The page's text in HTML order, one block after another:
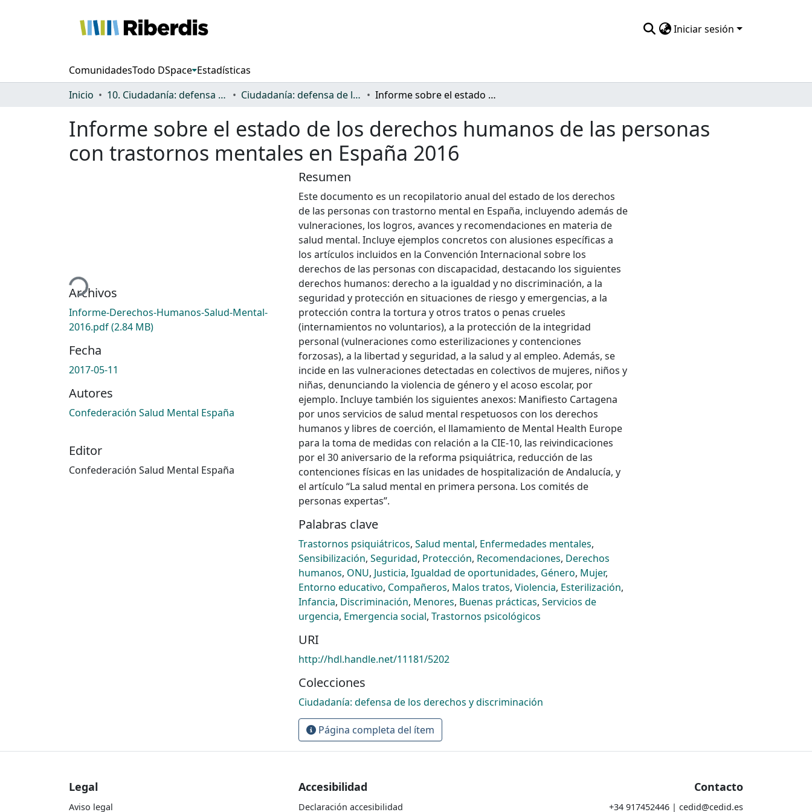
Iniciar sesión
ComunidadesTodo DSpace Estadísticas
Inicio
10. Ciudadanía: defensa de los derechos y discriminación Ciudadanía: defensa de los derechos y discriminación Informe sobre el estado de los derechos humanos de las personas con trastornos mentales en España 2016
Informe sobre el estado de los derechos humanos de las personas
con trastornos mentales en España 2016
Cargando...
Archivos
Informe-Derechos-Humanos-Salud-Mental-
2016.pdf(2.84 MB)
Fecha
2017-05-11
Autores
Confederación Salud Mental España
Editor
Confederación Salud Mental España
Resumen
Este documento es un recopilatorio anual del estado de los derechos
de las personas con trastorno mental en España, incluyendo además de
vulneraciones, los logros, avances y recomendaciones en materia de
salud mental. Incluye ejemplos concretos con alusiones específicas a
los artículos incluidos en la Convención Internacional sobre los
derechos de las personas con discapacidad, destacando los siguientes
derechos humanos: derecho a la igualdad y no discriminación, a la
seguridad y protección en situaciones de riesgo y emergencias, a la
protección contra la tortura y otros tratos o penas crueles
(internamientos no voluntarios), a la protección de la integridad
personal (vulneraciones como esterilizaciones y contenciones
forzosas), a la libertad y seguridad, a la salud y al empleo. Además, se
incide en las vulneraciones detectadas en colectivos de mujeres, niños y
niñas, denunciando la violencia de género y el acoso escolar, por
ejemplo. Incluye también los siguientes anexos: Manifiesto Cartagena
por unos servicios de salud mental respetuosos con los derechos
humanos y libres de coerción, el llamamiento de Mental Health Europe
para la toma de medidas con relación a la CIE-10, las reivindicaciones
por el 30 aniversario de la reforma psiquiátrica, reducción de las
contenciones físicas en las unidades de hospitalización de Andalucía, y
el artículo “La salud mental en primera persona. Los comités de
personas expertas”.
Palabras clave
Trastornos psiquiátricos, Salud mental, Enfermedades mentales,
Sensibilización, Seguridad, Protección, Recomendaciones, Derechos
humanos, ONU, Justicia, Igualdad de oportunidades, Género, Mujer,
Entorno educativo, Compañeros, Malos tratos, Violencia, Esterilización,
Infancia, Discriminación, Menores, Buenas prácticas, Servicios de
urgencia, Emergencia social, Trastornos psicológicos
URI
http://hdl.handle.net/11181/5202
Colecciones
Ciudadanía: defensa de los derechos y discriminación
Página completa del ítem
Legal
Aviso legal
Accesibilidad
Declaración accesibilidad
Contacto
+34 917452446 | cedid@cedid.es